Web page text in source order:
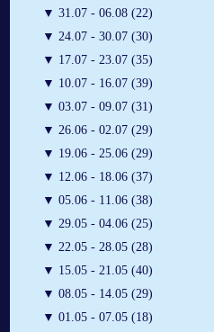
▼ 31.07 - 06.08 (22)
▼ 24.07 - 30.07 (30)
▼ 17.07 - 23.07 (35)
▼ 10.07 - 16.07 (39)
▼ 03.07 - 09.07 (31)
▼ 26.06 - 02.07 (29)
▼ 19.06 - 25.06 (29)
▼ 12.06 - 18.06 (37)
▼ 05.06 - 11.06 (38)
▼ 29.05 - 04.06 (25)
▼ 22.05 - 28.05 (28)
▼ 15.05 - 21.05 (40)
▼ 08.05 - 14.05 (29)
▼ 01.05 - 07.05 (18)